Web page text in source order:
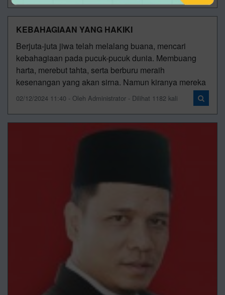
KEBAHAGIAAN YANG HAKIKI
Berjuta-juta jiwa telah melalang buana, mencari
kebahagiaan pada pucuk-pucuk dunia. Membuang
harta, merebut tahta, serta berburu meraih
kesenangan yang akan sirna. Namun kiranya mereka
02/12/2024 11:40 - Oleh Administrator - Dilihat 1182 kali